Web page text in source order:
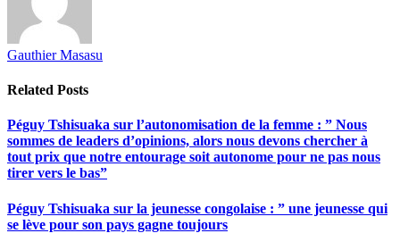
Gauthier Masasu
Related Posts
Péguy Tshisuaka sur l’autonomisation de la femme : ” Nous
sommes de leaders d’opinions, alors nous devons chercher à
tout prix que notre entourage soit autonome pour ne pas nous
tirer vers le bas”
Péguy Tshisuaka sur la jeunesse congolaise : ” une jeunesse qui
se lève pour son pays gagne toujours